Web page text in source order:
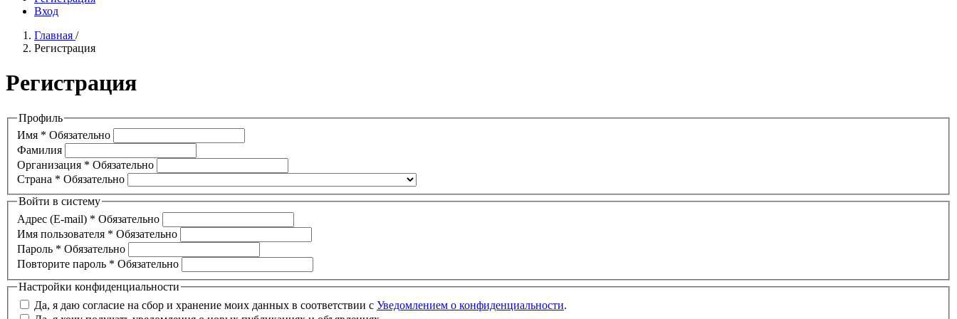
Вход
Главная /
Регистрация
Регистрация
Профиль
Имя * Обязательно
Фамилия
Организация * Обязательно
Страна * Обязательно
Войти в систему
Адрес (E-mail) * Обязательно
Имя пользователя * Обязательно
Пароль * Обязательно
Повторите пароль * Обязательно
Настройки конфиденциальности
Да, я даю согласие на сбор и хранение моих данных в соответствии с Уведомлением о конфиденциальности.